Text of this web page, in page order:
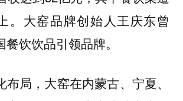
。大窑品牌创始人王庆东曾
饮饮品引领品牌。
局，大窑在内蒙古、宁夏、